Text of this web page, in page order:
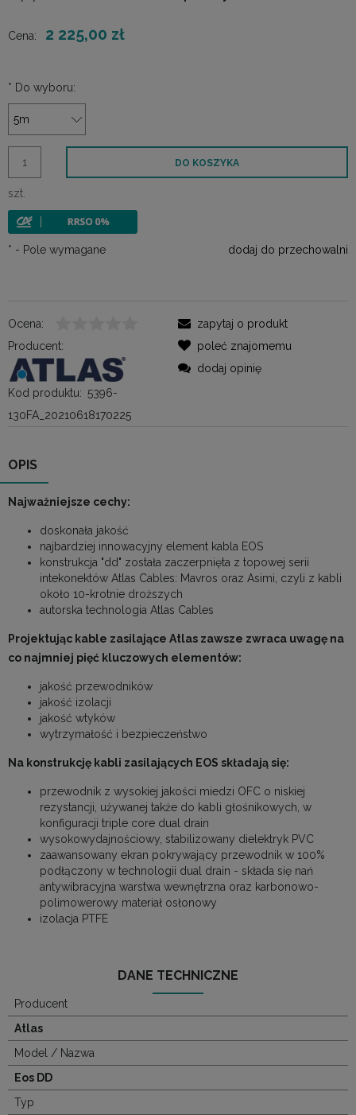
Cena: 2 225,00 zł
* Do wyboru:
szt.
DO KOSZYKA
dodaj do przechowalni
* - Pole wymagane
Ocena:
Producent:
Kod produktu: 5396-
130FA_20210618170225
zapytaj o produkt
poleć znajomemu
dodaj opinię
OPIS
Najważniejsze cechy:
doskonała jakość
najbardziej innowacyjny element kabla EOS
konstrukcja "dd" została zaczerpnięta z topowej serii
intekonektów Atlas Cables: Mavros oraz Asimi, czyli z kabli
około 10-krotnie droższych
autorska technologia Atlas Cables
Projektując kable zasilające Atlas zawsze zwraca uwagę na
co najmniej pięć kluczowych elementów:
jakość przewodników
jakość izolacji
jakość wtyków
wytrzymałość i bezpieczeństwo
Na konstrukcję kabli zasilających EOS składają się:
przewodnik z wysokiej jakości miedzi OFC o niskiej
rezystancji, używanej także do kabli głośnikowych, w
konfiguracji triple core dual drain
wysokowydajnościowy, stabilizowany dielektryk PVC
zaawansowany ekran pokrywający przewodnik w 100%
podłączony w technologii dual drain - składa się nań
antywibracyjna warstwa wewnętrzna oraz karbonowo-
polimowerowy materiał osłonowy
izolacja PTFE
DANE TECHNICZNE
Producent
Atlas
Model / Nazwa
Eos DD
Typ